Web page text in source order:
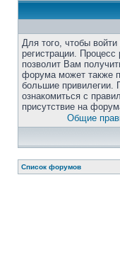
Для того, чтобы
регистрации. Процесс
позволит Вам
форума может также
большие привилегии.
ознакомиться с
присутствие на
Общие
Список форумов